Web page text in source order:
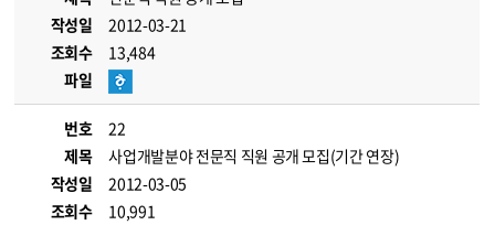
작성일
2012-03-21
조회수
13,484
파일
번호
22
제목
사업개발분야 전문직 직원 공개 모집(기간 연장)
작성일
2012-03-05
조회수
10,991